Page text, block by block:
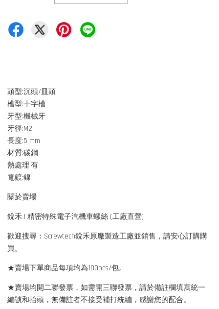
頭型:沉頭/皿頭
槽型:十字槽
牙型:機械牙
牙徑:M2
長度:5 mm
材質:碳鋼
熱處理:有
電鍍:鎳
關於賣場
銳禾 | 精密特殊電子汽機車螺絲 (工廠直營)
歡迎搜尋：Screwtech銳禾原廠製造工廠並銷售，請安心訂購購
買。
★賣場下單商品每項均為100pcs/包。
★賣場均開二聯發票，如需開三聯發票，請於備註欄填寫統一
編號和抬頭，無備註者不接受補打統編，感謝您的配合。